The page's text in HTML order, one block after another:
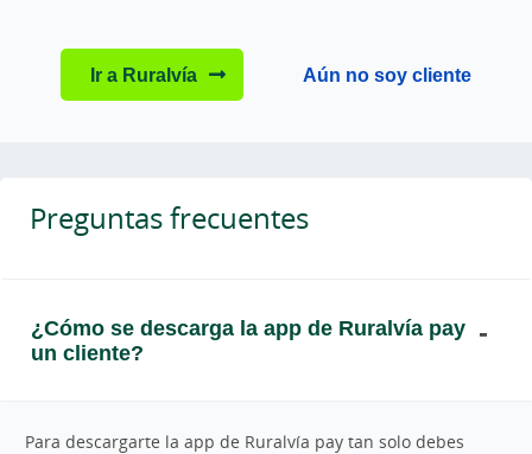
Ir a Ruralvía Aún no soy cliente
Preguntas frecuentes
¿Cómo se descarga la app de Ruralvía pay
un cliente?
Para descargarte la app de Ruralvía pay tan solo debes